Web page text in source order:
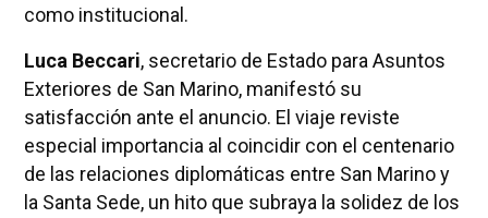
como institucional.
Luca Beccari, secretario de Estado para Asuntos
Exteriores de San Marino, manifestó su
satisfacción ante el anuncio. El viaje reviste
especial importancia al coincidir con el centenario
de las relaciones diplomáticas entre San Marino y
la Santa Sede, un hito que subraya la solidez de los